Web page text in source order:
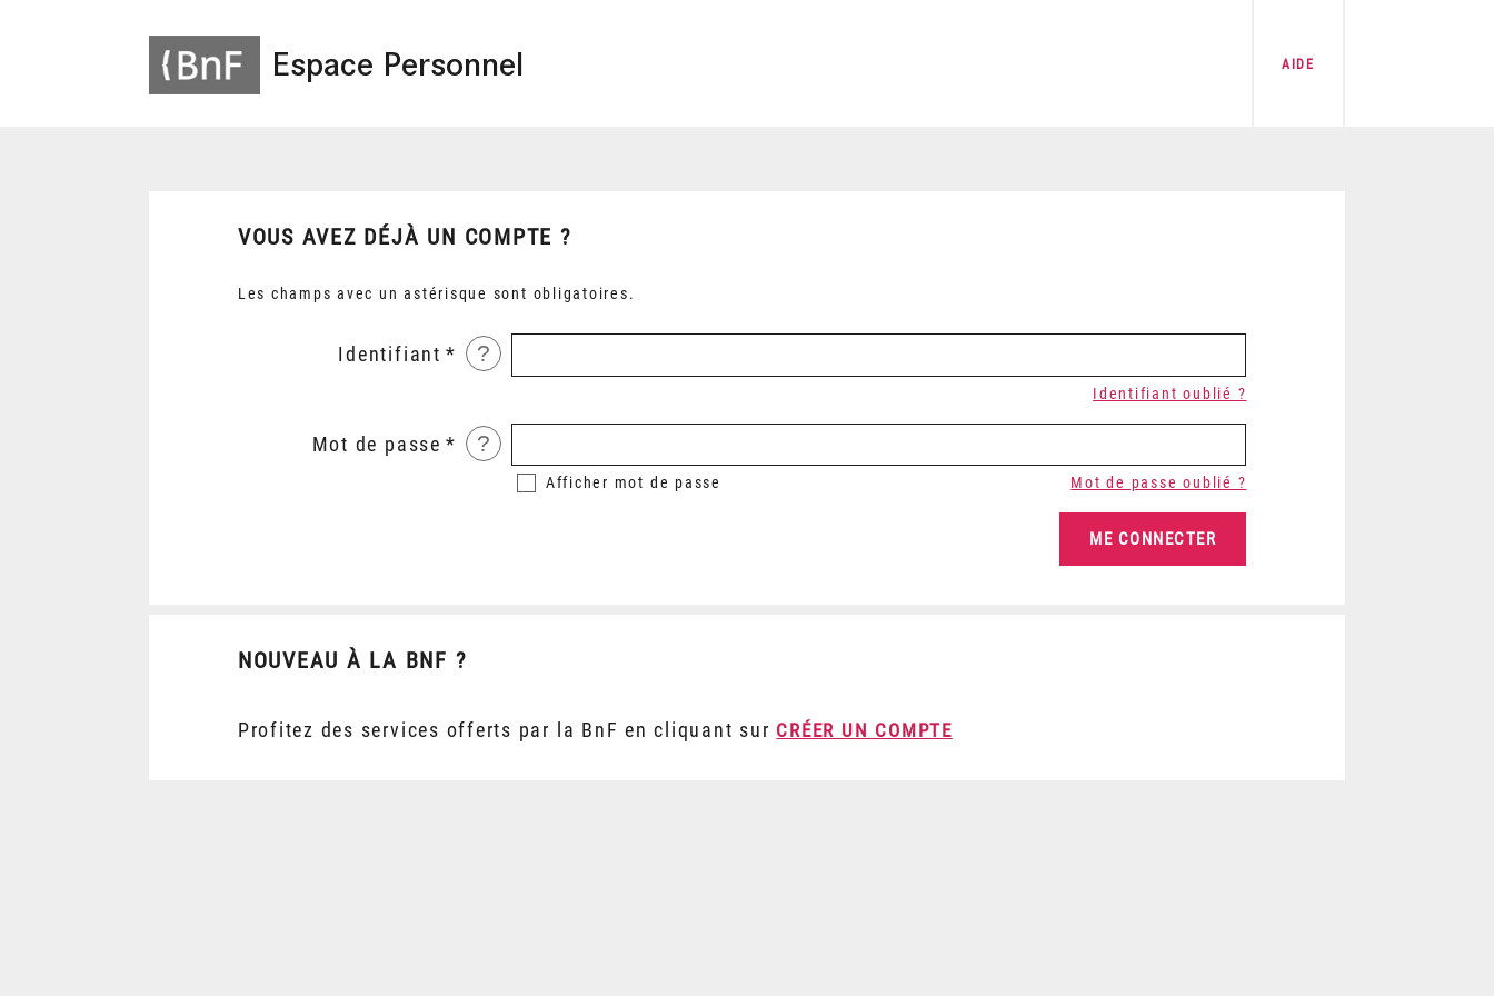
Espace Personnel AIDE
VOUS AVEZ DÉJÀ UN COMPTE ?
Les champs avec un astérisque sont obligatoires.
Identifiant ?
Identifiant oublié ?
Mot de passe ?
Afficher mot de passe Mot de passe oublié ?
NOUVEAU À LA BNF ?
Profitez des services offerts par la BnF en cliquant sur CRÉER UN COMPTE